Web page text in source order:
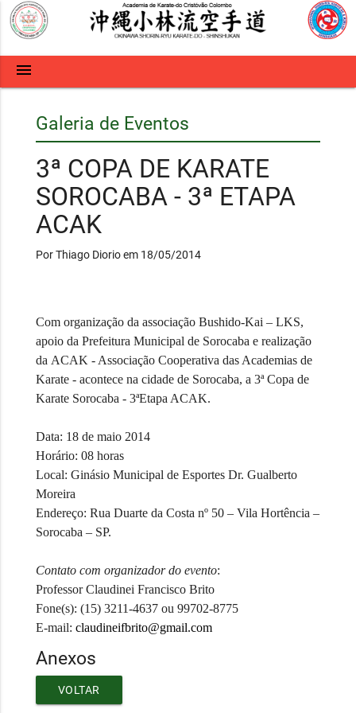
menu
Galeria de Eventos
3ª COPA DE KARATE
SOROCABA - 3ª ETAPA
ACAK
Por Thiago Diorio em 18/05/2014
Com organização da associação Bushido-Kai – LKS,
apoio da Prefeitura Municipal de Sorocaba e realização
da ACAK - Associação Cooperativa das Academias de
Karate - acontece na cidade de Sorocaba, a 3ª Copa de
Karate Sorocaba - 3ªEtapa ACAK.
Data: 18 de maio 2014
Horário: 08 horas
Local: Ginásio Municipal de Esportes Dr. Gualberto
Moreira
Endereço: Rua Duarte da Costa nº 50 – Vila Hortência –
Sorocaba – SP.
Contato com organizador do evento:
Professor Claudinei Francisco Brito
Fone(s): (15) 3211-4637 ou 99702-8775
E-mail: claudineifbrito@gmail.com
Anexos
VOLTAR